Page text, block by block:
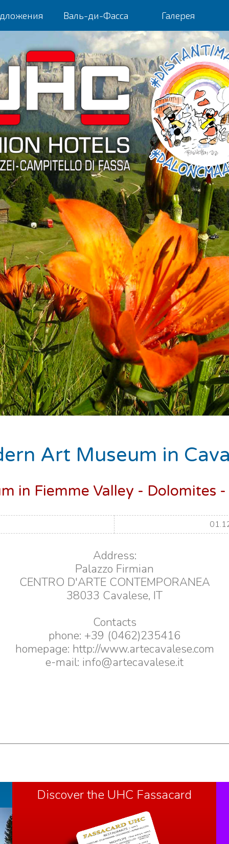
Валь-ди-Фасса Галерея
Art Museum in
in Fiemme Valley - Dolomites
Address:
Palazzo Firmian
CENTRO D'ARTE CONTEMPORANEA
38033 Cavalese, IT
Contacts
phone: +39 (0462)235416
homepage: http://www.artecavalese.com
e-mail: info@artecavalese.it
Discover the UHC Fassacard